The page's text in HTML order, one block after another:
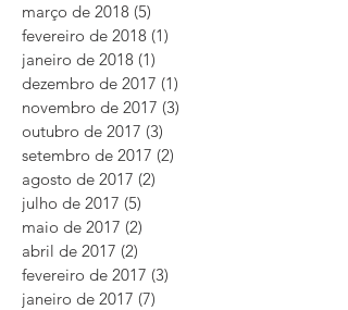
março de 2018 (5)
fevereiro de 2018 (1)
janeiro de 2018 (1)
dezembro de 2017 (1)
novembro de 2017 (3)
outubro de 2017 (3)
setembro de 2017 (2)
agosto de 2017 (2)
julho de 2017 (5)
maio de 2017 (2)
abril de 2017 (2)
fevereiro de 2017 (3)
janeiro de 2017 (7)